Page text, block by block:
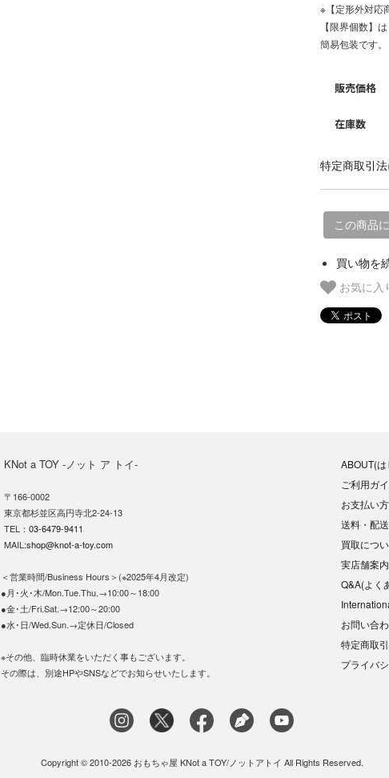
※【定形外対応
【限界個数】
簡易包装です。
販売価格
在庫数
特定商取引
この商品
買い物を
お気に入
KNot a TOY -ノット ア トイ-
〒166-0002
東京都杉並区高円寺北2-24-13
TEL：03-6479-9411
MAIL:shop@knot-a-toy.com
＜営業時間/Business Hours＞(※2025年4月改定)
●月･火･木/Mon.Tue.Thu.→10:00～18:00
●金･土/Fri.Sat.→12:00～20:00
●水･日/Wed.Sun.→定休日/Closed
※その他、臨時休業をいただく事もございます。
その際は、別途HPやSNSなどでお知らせいたします。
ABOUT(
ご利用ガ
お支払い
送料・配
買取につ
実店舗案内
Q&A(よく
お問い合
特定商取
プライバ
Copyright © 2010-2026 おもちゃ屋 KNot a TOY/ノットアトイ All Rights Reserved.